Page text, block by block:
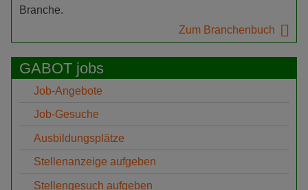
Branche.
Zum Branchenbuch
GABOT jobs
Job-Angebote
Job-Gesuche
Ausbildungsplätze
Stellenanzeige aufgeben
Stellengesuch aufgeben